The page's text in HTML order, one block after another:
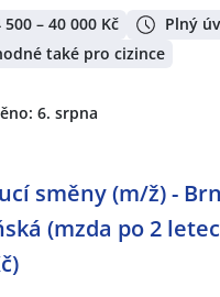
500 – 40 000 Kč
Plný
také pro cizince
6. srpna
směny (m/ž) -
(mzda po 2